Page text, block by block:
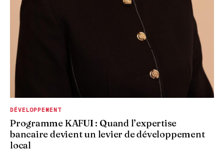
DÉVELOPPEMENT
Programme KAFUI : Quand l’expertise
bancaire devient un levier de développement
local